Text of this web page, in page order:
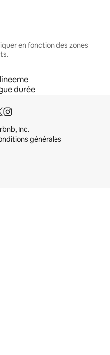
en fonction des zones
durée
Inc.
générales